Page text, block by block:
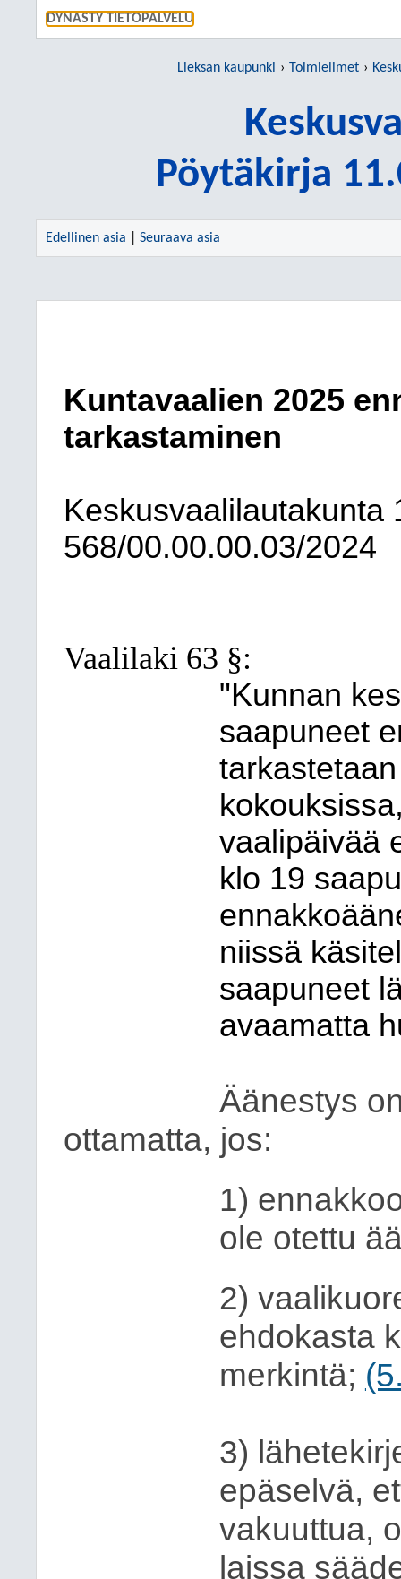
DYNASTY TIETOPALVELU
Lieksan kaupunki Toimielimet
Pöytäkirja
Edellinen asia Seuraava asia
Kuntavaalien 2025
tarkastaminen
Keskusvaalilautakunta
568/00.00.00.03/2024
Vaalilaki 63 §:
"Kunnan
saapuneet
vaalipäivää
klo 19
niissä
saapuneet
avaamatta
Äänestys
ottamatta, jos:
1)
ole otettu
2)
ehdokasta
merkintä;
3)
epäselvä,
vakuuttua,
laissa